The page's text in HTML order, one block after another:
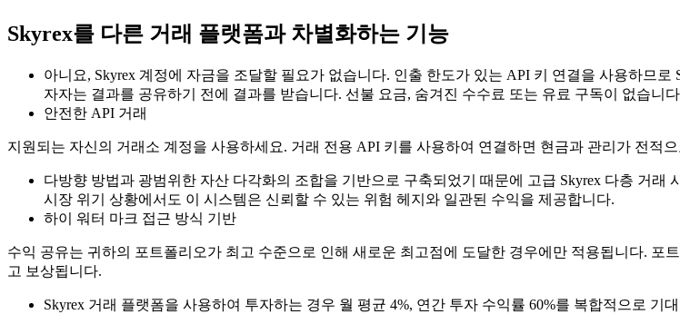
Skyrex를 다른 거래 플랫폼과 차별화하는 기능
아니요, Skyrex 계정에 자금을 조달할 필요가 없습니다. 인출 한도가 있는 API 키 연결을 사용하므
자자는 결과를 공유하기 전에 결과를 받습니다. 선불 요금, 숨겨진 수수료 또는 유료 구독이 없습니
안전한 API 거래
지원되는 자신의 거래소 계정을 사용하세요. 거래 전용 API 키를 사용하여 연결하면 현금과 관리가 전적
다방향 방법과 광범위한 자산 다각화의 조합을 기반으로 구축되었기 때문에 고급 Skyrex 다층 거
시장 위기 상황에서도 이 시스템은 신뢰할 수 있는 위험 헤지와 일관된 수익을 제공합니다.
하이 워터 마크 접근 방식 기반
수익 공유는 귀하의 포트폴리오가 최고 수준으로 인해 새로운 최고점에 도달한 경우에만 적용됩니다. 포
고 보상됩니다.
Skyrex 거래 플랫폼을 사용하여 투자하는 경우 월 평균 4%, 연간 투자 수익률 60%를 복합적으로 기